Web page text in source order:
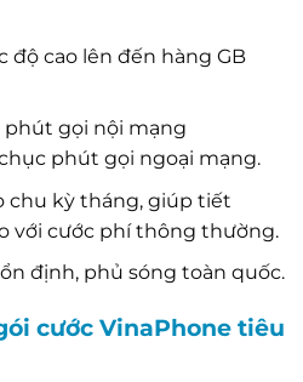
độ cao lên đến hàng GB
gọi nội mạng
phút gọi ngoại mạng.
chu kỳ tháng, giúp tiết
với cước phí thông thường.
định, phủ sóng toàn quốc.
cước VinaPhone tiêu